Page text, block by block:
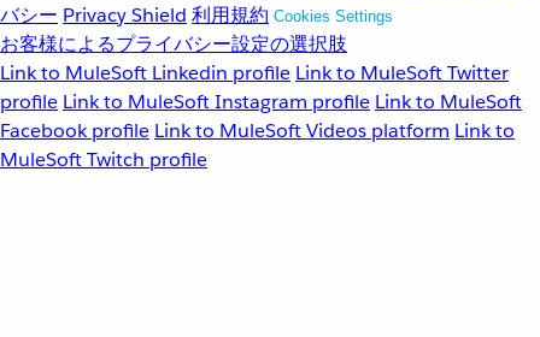
バシー Privacy Shield 利用規約 Cookies Settings
お客様によるプライバシー設定の選択肢
Link to MuleSoft Linkedin profile Link to MuleSoft Twitter
profile Link to MuleSoft Instagram profile Link to MuleSoft
Facebook profile Link to MuleSoft Videos platform Link to
MuleSoft Twitch profile